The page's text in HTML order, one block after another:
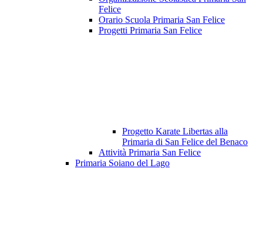
Felice
Orario Scuola Primaria San Felice
Progetti Primaria San Felice
Progetto Karate Libertas alla
Primaria di San Felice del Benaco
Attività Primaria San Felice
Primaria Soiano del Lago